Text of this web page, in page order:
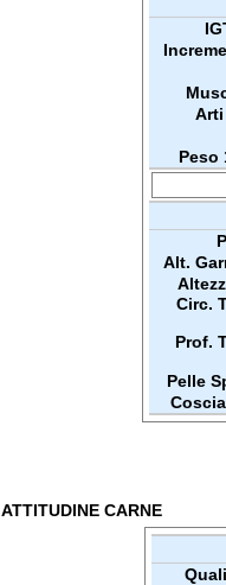
Arti
Peso
Alt.
Circ.
Prof.
Pelle
ATTITUDINE CARNE